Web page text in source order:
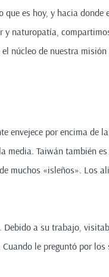
es hoy, y hacia donde
naturopatía,
núcleo de nuestra
envejece por encima
media. Taiwán también
muchos «isleños». Los
Debido a su trabajo,
le preguntó por